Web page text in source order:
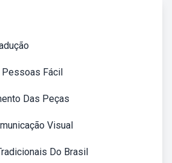
Pessoas Fácil
Das Peças
Visual
Do Brasil